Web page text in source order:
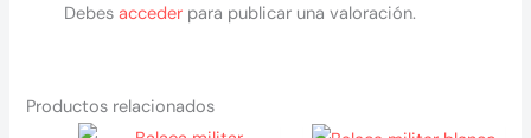
Debes accederpara publicar una valoración.
Productos relacionados